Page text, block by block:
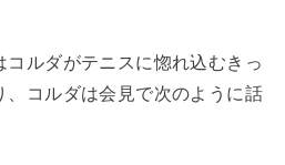
コルダがテニスに惚れ込むきっ
、コルダは会見で次のように話